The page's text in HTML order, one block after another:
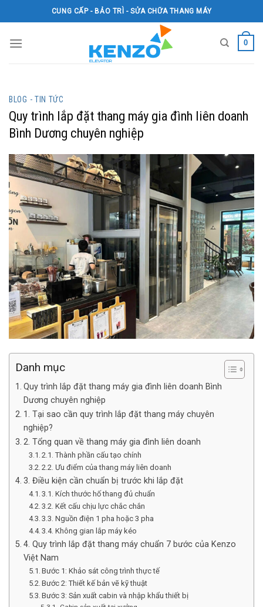
to
CUNG CẤP - BẢO TRÌ - SỬA CHỮA THANG MÁY
0
BLOG - TIN TỨC
Quy trình lắp đặt thang máy gia đình liên doanh
Bình Dương chuyên nghiệp
Danh mục
Quy trình lắp đặt thang máy gia đình liên doanh Bình
Dương chuyên nghiệp
1. Tại sao cần quy trình lắp đặt thang máy chuyên
nghiệp?
2. Tổng quan về thang máy gia đình liên doanh
2.1. Thành phần cấu tạo chính
2.2. Ưu điểm của thang máy liên doanh
3. Điều kiện cần chuẩn bị trước khi lắp đặt
3.1. Kích thước hố thang đủ chuẩn
3.2. Kết cấu chịu lực chắc chắn
3.3. Nguồn điện 1 pha hoặc 3 pha
3.4. Không gian lắp máy kéo
4. Quy trình lắp đặt thang máy chuẩn 7 bước của Kenzo
Việt Nam
Bước 1: Khảo sát công trình thực tế
Bước 2: Thiết kế bản vẽ kỹ thuật
Bước 3: Sản xuất cabin và nhập khẩu thiết bị